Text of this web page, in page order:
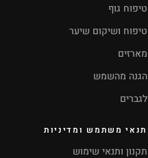
טיפוח גוף
טיפוח ושיקום שיער
מארזים
הגנה מהשמש
לגברים
תנאי משתמש ומדיניות
תקנון ותנאי שימוש